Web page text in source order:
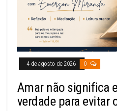
4 de agosto de 2026 0
Amar não significa
verdade para evitar